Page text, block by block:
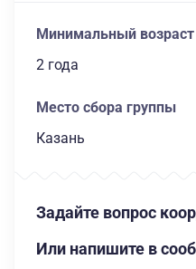
Минимальный возраст
2 года
Место сбора группы
Казань
Задайте вопрос
Или напишите в